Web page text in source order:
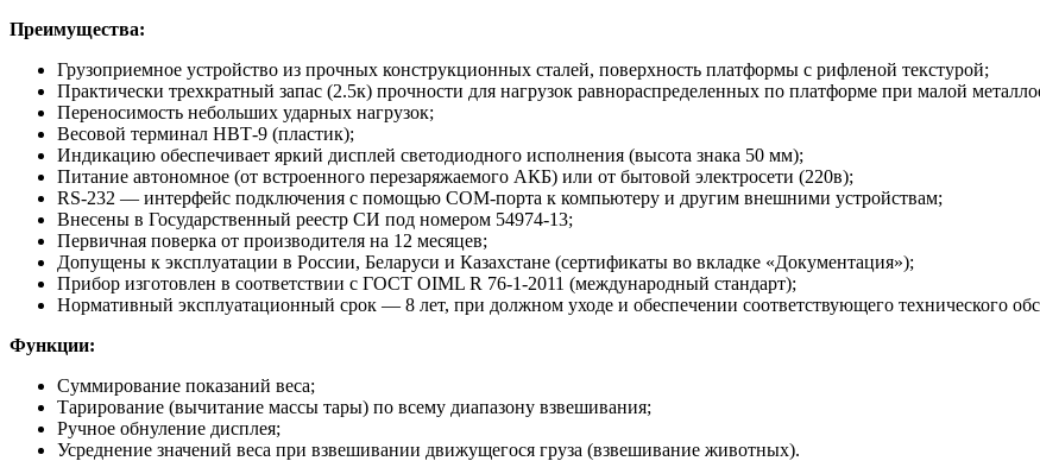
Преимущества:
Грузоприемное устройство из прочных конструкционных сталей, поверхность платформы с рифленой текстурой;
Практически трехкратный запас (2.5к) прочности для нагрузок равнораспределенных по платформе при малой
Переносимость небольших ударных нагрузок;
Весовой терминал НВТ-9 (пластик);
Индикацию обеспечивает яркий дисплей светодиодного исполнения (высота знака 50 мм);
Питание автономное (от встроенного перезаряжаемого АКБ) или от бытовой электросети (220в);
RS-232 — интерфейс подключения с помощью COM-порта к компьютеру и другим внешними устройствам;
Внесены в Государственный реестр СИ под номером 54974-13;
Первичная поверка от производителя на 12 месяцев;
Допущены к эксплуатации в России, Беларуси и Казахстане (сертификаты во вкладке «Документация»);
Прибор изготовлен в соответствии с ГОСТ OIML R 76-1-2011 (международный стандарт);
Нормативный эксплуатационный срок — 8 лет, при должном уходе и обеспечении соответствующего технического
Функции:
Суммирование показаний веса;
Тарирование (вычитание массы тары) по всему диапазону взвешивания;
Ручное обнуление дисплея;
Усреднение значений веса при взвешивании движущегося груза (взвешивание животных).